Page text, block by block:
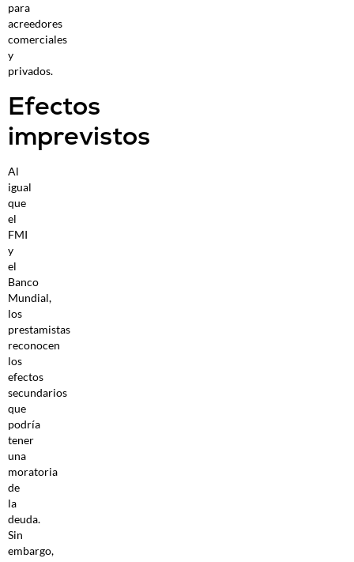
para
acreedores
comerciales
y
privados.
Efectos
imprevistos
Al
igual
que
el
FMI
y
el
Banco
Mundial,
los
prestamistas
reconocen
los
efectos
secundarios
que
podría
tener
una
moratoria
de
la
deuda.
Sin
embargo,